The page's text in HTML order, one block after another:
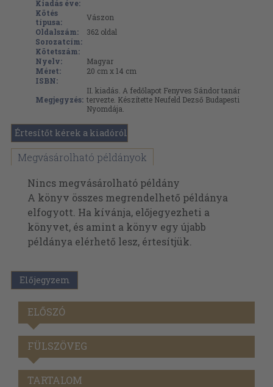
Kiadás éve:
Kötés
típusa:
Vászon
Oldalszám:
362 oldal
Sorozatcím:
Kötetszám:
Nyelv:
Magyar
Méret:
20 cm x 14 cm
ISBN:
Megjegyzés:
II. kiadás. A fedőlapot Fenyves Sándor tanár
tervezte. Készítette Neufeld Dezső Budapesti
Nyomdája.
Értesítőt kérek a kiadóról
Megvásárolható példányok
Nincs megvásárolható példány
A könyv összes megrendelhető példánya
elfogyott. Ha kívánja, előjegyezheti a
könyvet, és amint a könyv egy újabb
példánya elérhető lesz, értesítjük.
Előjegyzem
ELŐSZÓ
FÜLSZÖVEG
TARTALOM